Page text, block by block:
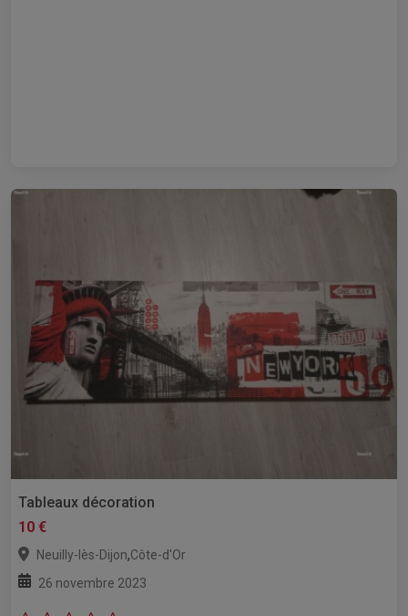
Tableaux décoration
10 €
Neuilly-lès-Dijon,Côte-d'Or
26 novembre 2023